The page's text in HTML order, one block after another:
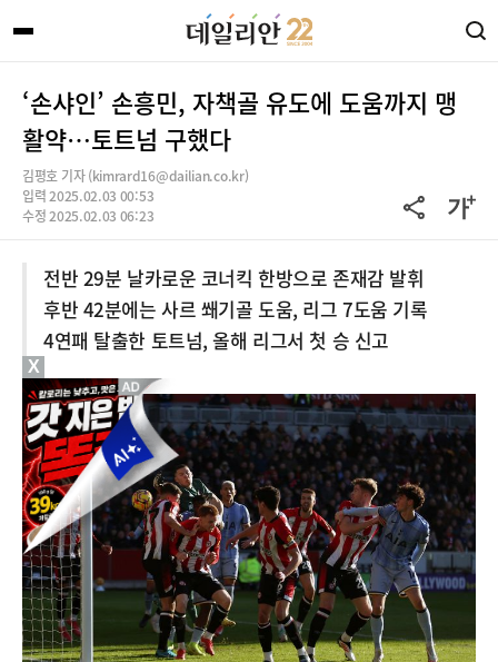
‘손샤인’ 손흥민, 자책골 유도에 도움까지 맹
활약…토트넘 구했다
김평호 기자 (kimrard16@dailian.co.kr)
입력 2025.02.03 00:53
수정 2025.02.03 06:23
전반 29분 날카로운 코너킥 한방으로 존재감 발휘
후반 42분에는 사르 쐐기골 도움, 리그 7도움 기록
4연패 탈출한 토트넘, 올해 리그서 첫 승 신고
X